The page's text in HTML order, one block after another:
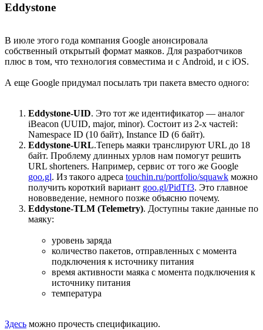
Eddystone
В июле этого года компания Google анонсировала
собственный открытый формат маяков. Для разработчиков
плюс в том, что технология совместима и с Android, и с iOS.
А еще Google придумал посылать три пакета вместо одного:
Eddystone-UID. Это тот же идентификатор — аналог
iBeacon (UUID, major, minor). Состоит из 2-х частей:
Namespace ID (10 байт), Instance ID (6 байт).
Eddystone-URL.Теперь маяки транслируют URL до 18
байт. Проблему длинных урлов нам помогут решить
URL shorteners. Например, сервис от того же Google
goo.gl. Из такого адреса touchin.ru/portfolio/squawk можно
получить короткий вариант goo.gl/PidTf3. Это главное
нововведение, немного позже объясню почему.
Eddystone-TLM (Telemetry). Доступны такие данные по
маяку:
уровень заряда
количество пакетов, отправленных с момента
подключения к источнику питания
время активности маяка с момента подключения к
источнику питания
температура
Здесь можно прочесть спецификацию.